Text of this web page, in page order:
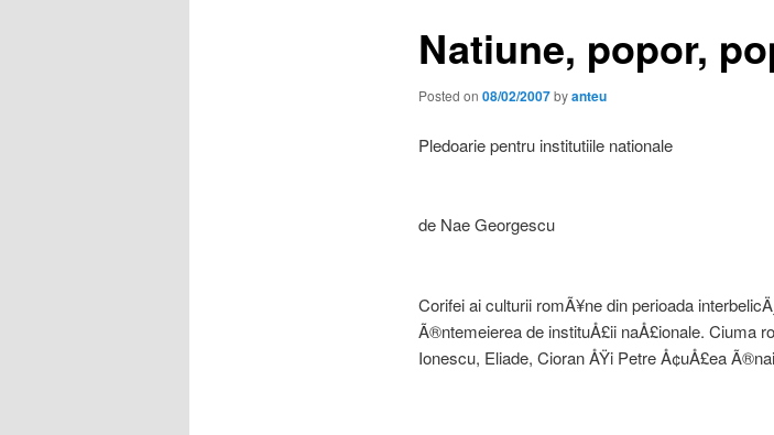
Natiune, popor,
Posted on 08/02/2007byanteu
Pledoarie pentru institutiile nationale
de Nae Georgescu
Corifei ai culturii romÃ¥ne din perioada
Ã®ntemeierea de instituÅ£ii naÅ£ionale. Ciuma
Ionescu, Eliade, Cioran ÅŸi Petre Å¢uÅ£ea